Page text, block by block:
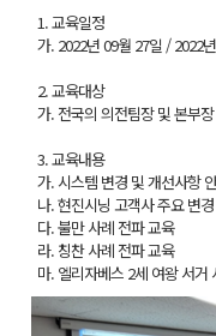
1. 교육일정
가. 2022년 09월 27일 / 2022
2. 교육대상
가. 전국의 의전팀장 및 본부장
3. 교육내용
가. 시스템 변경 및 개선사항
나. 현진시닝 고객사 주요 변
다. 불만 사례 전파 교육
라. 칭찬 사례 전파 교육
마. 엘리자베스 2세 여왕 서거